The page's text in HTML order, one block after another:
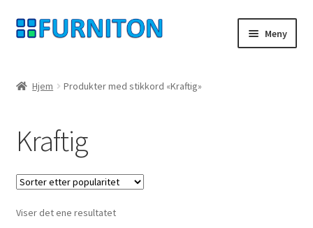
Hopp
til
Hopp
til
Meny
personvern
angrerett
Ta kontakt med
Hjem Produkter med stikkord «Kraftig»
Kraftig
Viser det ene resultatet